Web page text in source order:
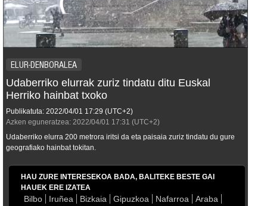
ELUR-DENBORALEA
Udaberriko elurrak zuriz tindatu ditu Euskal
Herriko hainbat txoko
Publikatuta: 2022/04/01 17:29 (UTC+2)
Azken eguneratzea: 2022/04/01 17:31 (UTC+2)
Udaberriko elurra 200 metrora iritsi da eta paisaia zuriz tindatu du gure
geografiako hainbat tokitan.
HAU ZURE INTERESEKOA BADA, BALITEKE BESTE GAI
HAUEK ERE IZATEA
Bilbo Iruñea Bizkaia Gipuzkoa Nafarroa
Araba